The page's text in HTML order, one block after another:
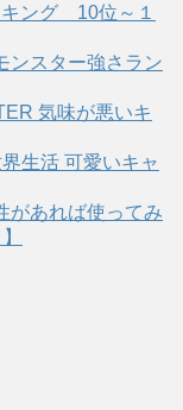
キング 10位～１
ンスター強さラン
気味が悪いキ
生活 可愛いキャ
があれば使ってみ